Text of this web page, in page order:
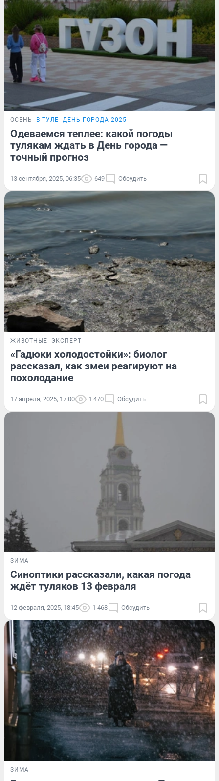
ОСЕНЬ В ТУЛЕ ДЕНЬ ГОРОДА-2025
Одеваемся теплее: какой погоды
тулякам ждать в День города —
точный прогноз
13 сентября, 2025, 06:35 649 Обсудить
ЖИВОТНЫЕ ЭКСПЕРТ
«Гадюки холодостойки»: биолог
рассказал, как змеи реагируют на
похолодание
17 апреля, 2025, 17:00 1 470 Обсудить
ЗИМА
Синоптики рассказали, какая погода
ждёт туляков 13 февраля
12 февраля, 2025, 18:45 1 468 Обсудить
ЗИМА